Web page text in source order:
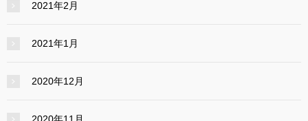
2021年2月
2021年1月
2020年12月